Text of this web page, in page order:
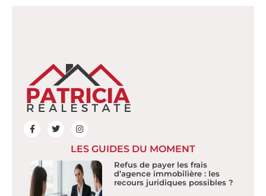
LES GUIDES DU MOMENT
Refus de payer les frais
d’agence immobilière : les
recours juridiques possibles ?